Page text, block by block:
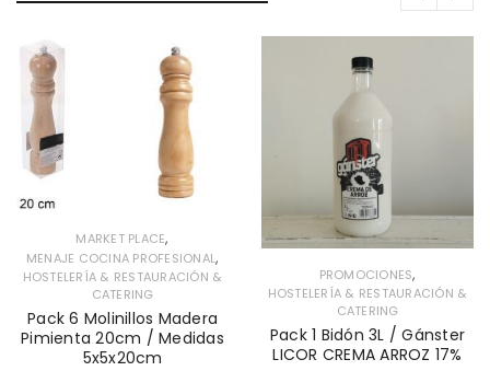
MARKET PLACE,
MENAJE COCINA PROFESIONAL,
HOSTELERÍA & RESTAURACIÓN &
CATERING
Pack 6 Molinillos Madera
Pimienta 20cm / Medidas
5x5x20cm
PROMOCIONES,
HOSTELERÍA & RESTAURACIÓN &
CATERING
Pack 1 Bidón 3L / Gánster
LICOR CREMA ARROZ 17%